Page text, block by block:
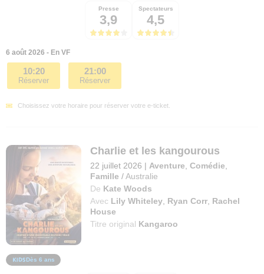
Presse
3,9
Spectateurs
4,5
6 août 2026 - En VF
10:20
Réserver
21:00
Réserver
Choisissez votre horaire pour réserver votre e-ticket.
Charlie et les kangourous
22 juillet 2026 | Aventure ,Comédie
Famille / Australie
De Kate Woods
Avec Lily Whiteley Ryan Corr Rachel
House
Titre original Kangaroo
Dès 6 ans